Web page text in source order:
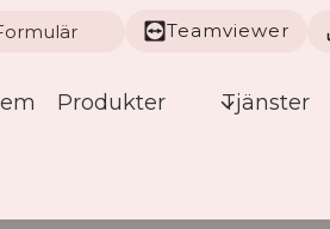
Teamviewer
Produkter Tjänster